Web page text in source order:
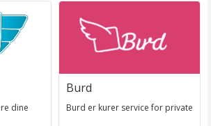
dine
Burd
Burd er kurer service for private